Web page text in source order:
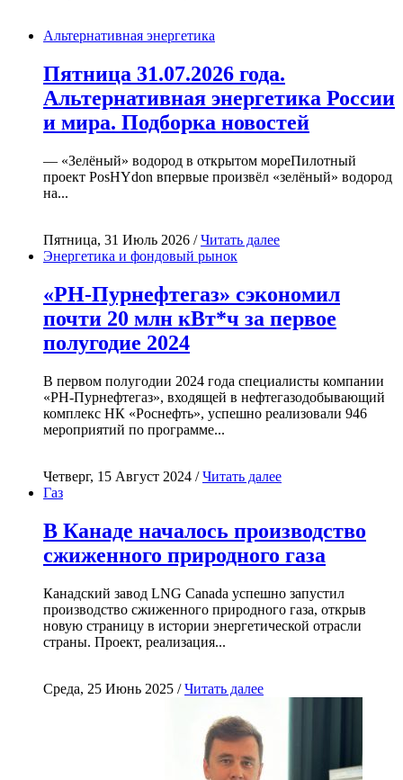
Альтернативная энергетика
Пятница 31.07.2026 года.
Альтернативная энергетика России
и мира. Подборка новостей
— «Зелёный» водород в открытом мореПилотный
проект PosHYdon впервые произвёл «зелёный» водород
на...
Пятница, 31 Июль 2026 /Читать далее
Энергетика и фондовый рынок
«РН-Пурнефтегаз» сэкономил
почти 20 млн кВт*ч за первое
полугодие 2024
В первом полугодии 2024 года специалисты компании
«РН-Пурнефтегаз», входящей в нефтегазодобывающий
комплекс НК «Роснефть», успешно реализовали 946
мероприятий по программе...
Четверг, 15 Август 2024 /Читать далее
Газ
В Канаде началось производство
сжиженного природного газа
Канадский завод LNG Canada успешно запустил
производство сжиженного природного газа, открыв
новую страницу в истории энергетической отрасли
страны. Проект, реализация...
Среда, 25 Июнь 2025 /Читать далее